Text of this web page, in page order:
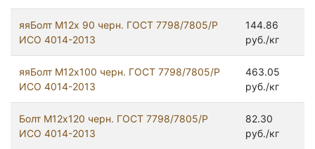
яяБолт М12х 90 черн. ГОСТ 7798/7805/Р
ИСО 4014-2013
144.86
руб./кг
яяБолт М12х100 черн. ГОСТ 7798/7805/Р
ИСО 4014-2013
463.05
руб./кг
Болт М12х120 черн. ГОСТ 7798/7805/Р
ИСО 4014-2013
82.30
руб./кг